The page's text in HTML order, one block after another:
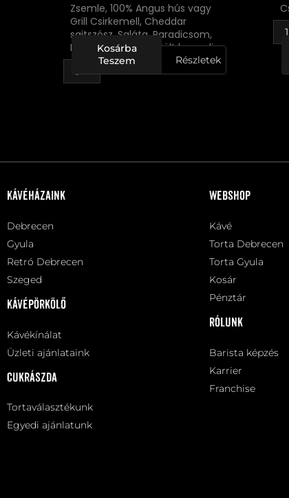
Zsemle, 100% Angus hús vagy
Grill Csirkemell, Cheddar
sajtszósz, Saláta, Paradicsom,
Hamburger szósz, Sült krumpli
Részletek
Kosárba
Teszem
Kávéházaink
Debrecen
Gyula
Retró Debrecen
Szeged
Kávépörkölő
Kávékínálat
Üzleti ajánlataink
Cukrászda
Tortaválasztékunk
Egyedi ajánlatunk
Webshop
Kávé
Torta Debrecen
Torta Gyula
Kosár
Pénztár
Rólunk
Barista képzés
Karrier
Franchise